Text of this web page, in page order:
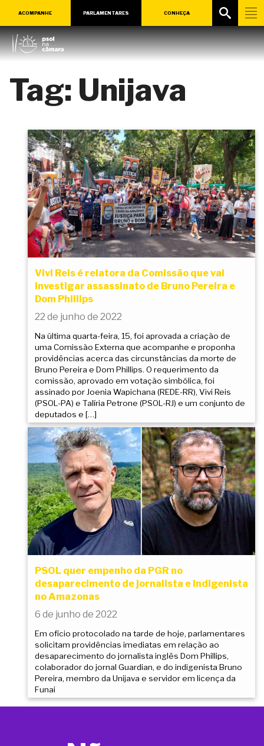
ACOMPANHE PARLAMENTARES CONHEÇA
Tag: Unijava
Vivi Reis é relatora da Comissão que vai
investigar assassinato de Bruno Pereira e
Dom Phillips
22 de junho de 2022
Na última quarta-feira, 15, foi aprovada a criação de
uma Comissão Externa que acompanhe e proponha
providências acerca das circunstâncias da morte de
Bruno Pereira e Dom Phillips. O requerimento da
comissão, aprovado em votação simbólica, foi
assinado por Joenia Wapichana (REDE-RR), Vivi Reis
(PSOL-PA) e Talíria Petrone (PSOL-RJ) e um conjunto de
deputados e […]
PSOL quer empenho da PGR no
desaparecimento de jornalista e indigenista
no Amazonas
6 de junho de 2022
Em ofício protocolado na tarde de hoje, parlamentares
solicitam providências imediatas em relação ao
desaparecimento do jornalista inglês Dom Phillips,
colaborador do jornal Guardian, e do indigenista Bruno
Pereira, membro da Unijava e servidor em licença da
Funai